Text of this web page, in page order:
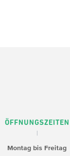
ÖFFNUNGSZEITEN
Montag bis Freitag